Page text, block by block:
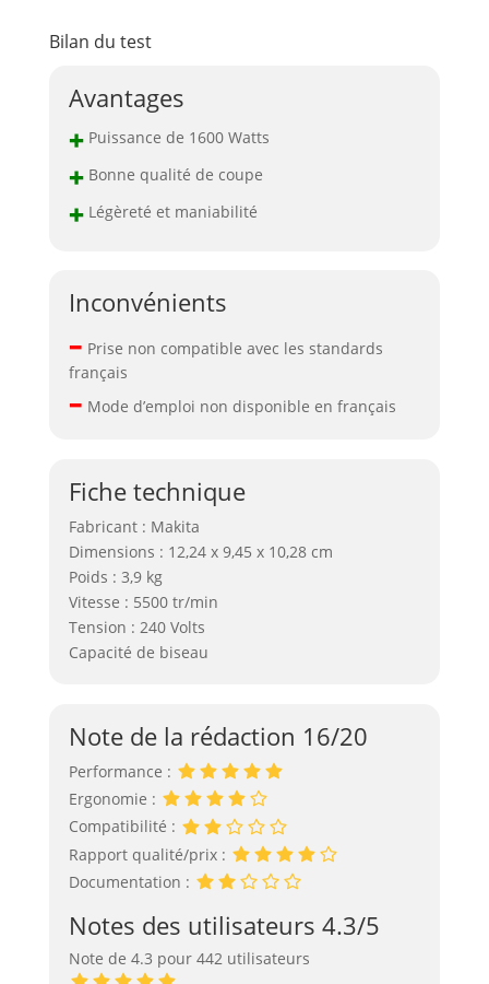
Bilan du test
Avantages
+Puissance de 1600 Watts
+Bonne qualité de coupe
+Légèreté et maniabilité
Inconvénients
– Prise non compatible avec les standards
français
– Mode d’emploi non disponible en français
Fiche technique
Fabricant : Makita
Dimensions : 12,24 x 9,45 x 10,28 cm
Poids : 3,9 kg
Vitesse : 5500 tr/min
Tension : 240 Volts
Capacité de biseau
Note de la rédaction 16/20
Performance :
Ergonomie :
Compatibilité :
Rapport qualité/prix :
Documentation :
Notes des utilisateurs 4.3/5
Note de 4.3 pour 442 utilisateurs